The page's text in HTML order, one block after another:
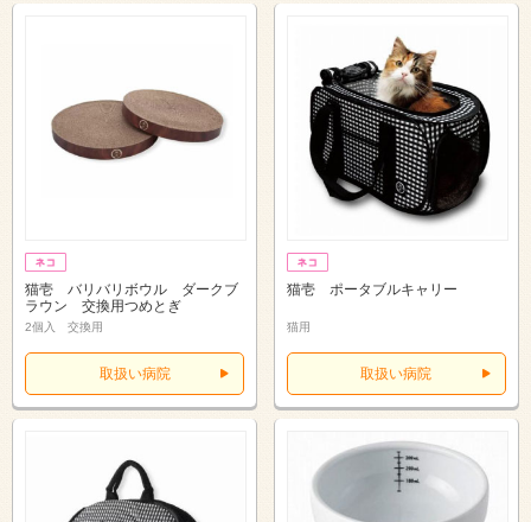
猫壱 バリバリボウル ダークブ
ラウン 交換用つめとぎ
2個入 交換用
取扱い病院
猫壱 ポータブルキャリー
猫用
取扱い病院